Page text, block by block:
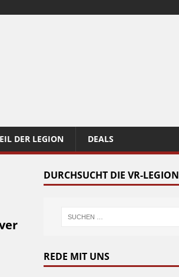
DER LEGION DEALS
DURCHSUCHT DIE VR-LEGION
REDE MIT UNS